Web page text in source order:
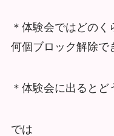
＊体験会ではどのく
何個ブロック解除で
＊体験会に出るとど
では